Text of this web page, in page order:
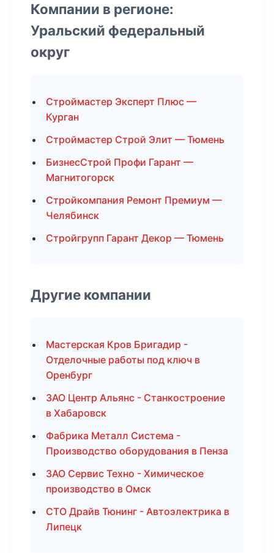
Компании в регионе:
Уральский федеральный
округ
Строймастер Эксперт Плюс —
Курган
Строймастер Строй Элит — Тюмень
БизнесСтрой Профи Гарант —
Магнитогорск
Стройкомпания Ремонт Премиум —
Челябинск
Стройгрупп Гарант Декор — Тюмень
Другие компании
Мастерская Кров Бригадир -
Отделочные работы под ключ в
Оренбург
ЗАО Центр Альянс - Станкостроение
в Хабаровск
Фабрика Металл Система -
Производство оборудования в Пенза
ЗАО Сервис Техно - Химическое
производство в Омск
СТО Драйв Тюнинг - Автоэлектрика в
Липецк